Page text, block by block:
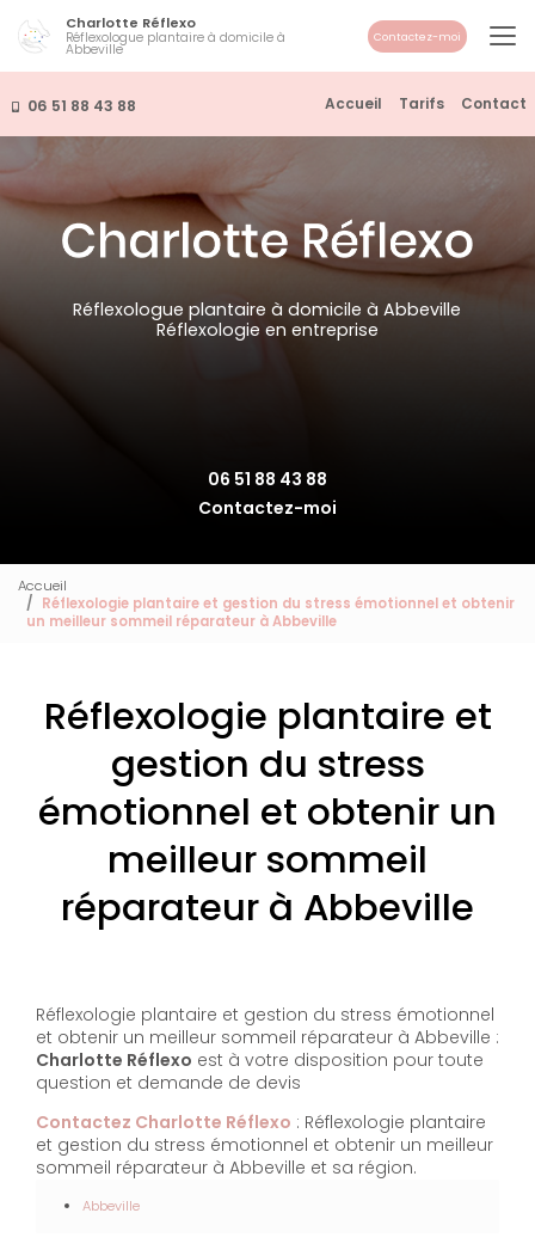
contenu
principal
06 51 88 43 88 Accueil Tarifs Contact
Charlotte Réflexo
Réflexologue plantaire à domicile à
Abbeville
Contactez-moi
Réflexologue plantaire à domicile à Abbeville
Réflexologie en entreprise
06 51 88 43 88
Contactez-moi
Accueil
Réflexologie plantaire et gestion du stress émotionnel et obtenir
un meilleur sommeil réparateur à Abbeville
Réflexologie plantaire et
gestion du stress
émotionnel et obtenir un
meilleur sommeil
réparateur à Abbeville
Réflexologie plantaire et gestion du stress émotionnel
et obtenir un meilleur sommeil réparateur à Abbeville :
Charlotte Réflexo est à votre disposition pour toute
question et demande de devis
Contactez Charlotte Réflexo : Réflexologie plantaire
et gestion du stress émotionnel et obtenir un meilleur
sommeil réparateur à Abbeville et sa région.
Abbeville